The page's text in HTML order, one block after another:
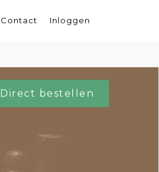
Contact Inloggen
Direct bestellen